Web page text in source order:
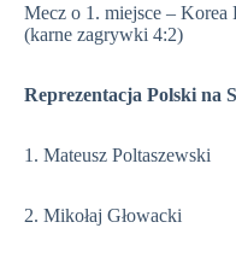
Mecz o 1. miejsce – Korea
(karne zagrywki 4:2)
Reprezentacja Polski na
1. Mateusz Poltaszewski
2. Mikołaj Głowacki